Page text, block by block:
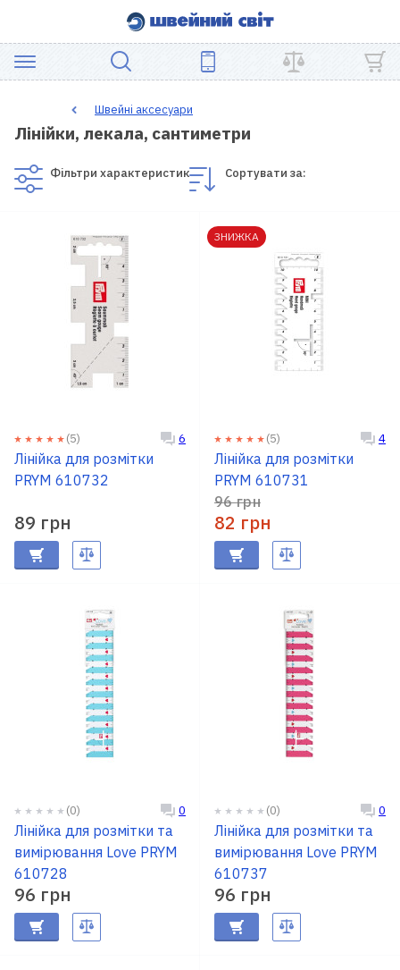
ШВЕЙНЕ
ОБЛАДНАННЯ
ПЕЧВОРКУ
Доставка
і оплата
Гарантія
Ремонт
техніки
Корисні
поради
Контакти
RU | UA
Швейні аксесуари
Лінійки, лекала, сантиметри
Фільтри характеристик Сортувати за:
(5) 6
Лінійка для розмітки
PRYM 610732
89 грн
ЗНИЖКА
(5) 4
Лінійка для розмітки
PRYM 610731
96 грн
82 грн
(0) 0
Лінійка для розмітки та
вимірювання Love PRYM
610728
96 грн
(0) 0
Лінійка для розмітки та
вимірювання Love PRYM
610737
96 грн